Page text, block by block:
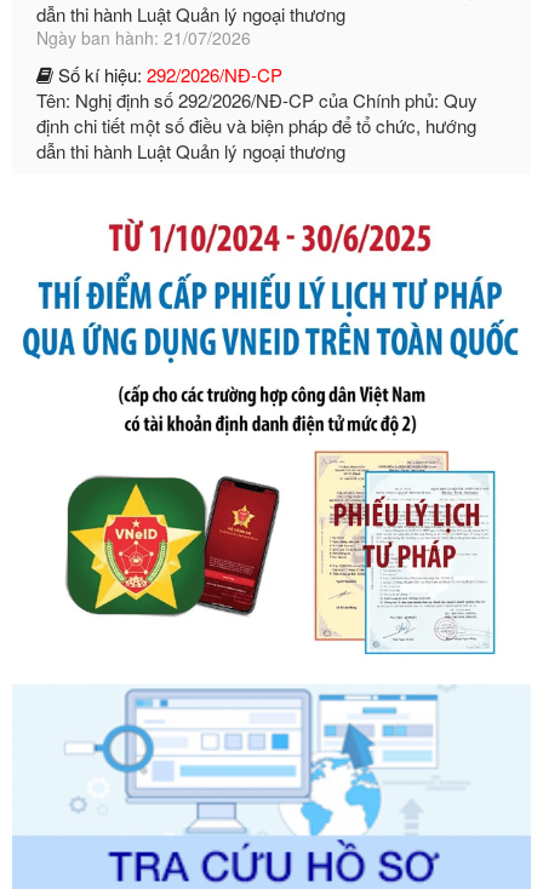
Số kí hiệu:292/2026/NĐ-CP
Tên: Nghị định số 292/2026/NĐ-CP của Chính phủ: Quy
định chi tiết một số điều và biện pháp để tổ chức, hướng
dẫn thi hành Luật Quản lý ngoại thương
Ngày ban hành: 21/07/2026
Số kí hiệu:105/2026/TT-BTC
2019 của Bộ trưởng Bộ Tài chính hướng dẫn thực hiện xử
phạt vi phạm hành chính trong lĩnh vực kho bạc nhà nước
Ngày ban hành: 21/07/2026
Số kí hiệu:291/2026/NĐ-CP
Tên: Nghị định số 291/2026/NĐ-CP của Chính phủ: Sửa
đổi, bổ sung một số điều của Nghị định số 125/2020/NĐ-СР
ngày 19 tháng 10 năm 2020 của Chính phủ quy định xử
phạt vi phạm hành chính về thuế, hóa đơn được sửa đổi, bổ
sung bởi Nghị định số 102/2021/NĐ-CP
Số kí hiệu:2303/QĐ-UBND
Tên: Quyết định công bố Danh mục thủ tục hành chính mới
ban hành, được sửa đổi, bổ sung, bị bãi bỏ và phê duyệt
Quy trình nội bộ, quy trình điện tử giải quyết thủ tục hành
chính trong một số lĩnh vực thuộc phạm vi chức năng quản
Số kí hiệu:2304/QĐ-UBND
Tên: Quyết định công bố Danh mục thủ tục hành chính
được sửa đổi, bổ sung và phê duyệt Quy trình nội bộ, quy
trình điện tử giải quyết thủ tục hành chính trong lĩnh vực Du
lịch thuộc phạm vi chức năng quản lý của Sở Văn hóa, Thể
thao và Du lịch
Ngày ban hành: 01/06/2026
Số kí hiệu:2310/QĐ-UBND